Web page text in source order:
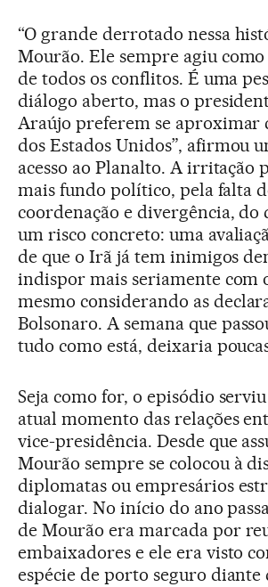
“O grande derrotado nessa
Mourão. Ele sempre agiu
de todos os conflitos. É uma
diálogo aberto, mas o
Araújo preferem se aproximar
dos Estados Unidos”, afirmou
acesso ao Planalto. A irritação
mais fundo político, pela falta
coordenação e divergência, do
um risco concreto: uma
de que o Irã já tem inimigos
indispor mais seriamente com
mesmo considerando as
Bolsonaro. A semana que
tudo como está, deixaria
Seja como for, o episódio
atual momento das relações
vice-presidência. Desde que
Mourão sempre se colocou à
diplomatas ou empresários
dialogar. No início do ano
de Mourão era marcada por
embaixadores e ele era visto
espécie de porto seguro diante